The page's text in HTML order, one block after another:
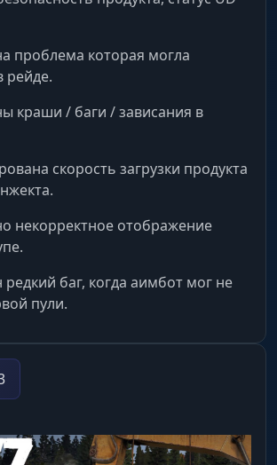
проблема которая могла
рейде.
краши / баги / зависания в
скорость загрузки продукта
некорректное отображение
баг, когда аимбот мог не
пули.